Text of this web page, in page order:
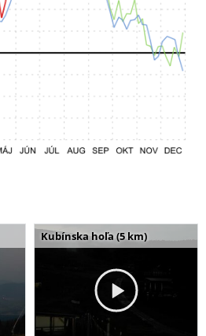
Kubínska hoľa (5 km)